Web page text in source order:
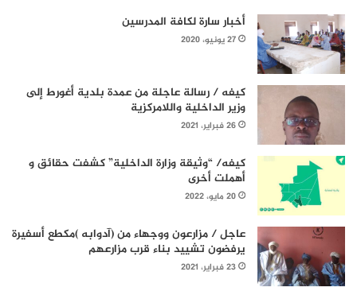
أخبار سارة لكافة المدرسين
27 يونيو، 2020
كيفه / رسالة عاجلة من عمدة بلدية أغورط إلى
وزير الداخلية واللامركزية
26 فبراير، 2021
كيفه/ “وثيقة وزارة الداخلية” كشفت حقائق و
أهملت أخرى
20 مايو، 2022
عاجل / مزارعون ووجهاء من (آدوابه )مكطع أسفيرة
يرفضون تشييد بناء قرب مزارعهم
23 فبراير، 2021